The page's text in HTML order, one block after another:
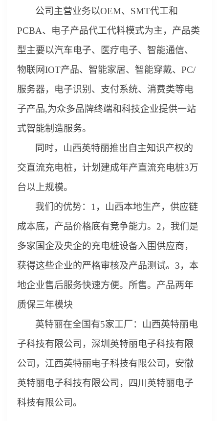
公司主营业务以OEM、SMT代工和
PCBA、 电子产品代工代料模式为主，产品类
型主要以汽车电子、医疗电子、智能通信、
物联网IOT产品、智能家居、智能穿戴、PC/
服务器，电子识别、支付系统、消费类等电
子产品,为众多品牌终端和科技企业提供一站
式智能制造服务。
同时，山西英特丽推出自主知识产权的
交直流充电桩，计划建成年产直流充电桩3万
台以上规模。
我们的优势： 1，山西本地生产，供应链
成本底，产品价格底有竞争能力。2，我们是
多家国企及央企的充电桩设备入围供应商，
获得这些企业的严格审核及产品测试。3，本
地企业售后服务快速方便。所售。产品两年
质保三年模块
英特丽在全国有5家工厂：山西英特丽电
子科技有限公司 ， 深圳 英特丽电子科技有限
公司 ， 江西英特丽电子科技有限公司 ， 安徽
英特丽电子科技有限公司 ， 四川 英特丽电子
科技有限公司 。